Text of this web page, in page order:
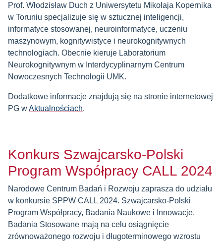
Prof. Włodzisław Duch z Uniwersytetu Mikołaja Kopernika
w Toruniu specjalizuje się w sztucznej inteligencji,
informatyce stosowanej, neuroinformatyce, uczeniu
maszynowym, kognitywistyce i neurokognitywnych
technologiach. Obecnie kieruje Laboratorium
Neurokognitywnym w Interdycyplinarnym Centrum
Nowoczesnych Technologii UMK.
Dodatkowe informacje znajdują się na stronie internetowej
PG wAktualnościach.
Konkurs Szwajcarsko-Polski
Program Współpracy CALL 2024
Narodowe Centrum Badań i Rozwoju zaprasza do udziału
w konkursie SPPW CALL 2024. Szwajcarsko-Polski
Program Współpracy, Badania Naukowe i Innowacje,
Badania Stosowane mają na celu osiągnięcie
zrównoważonego rozwoju i długoterminowego wzrostu